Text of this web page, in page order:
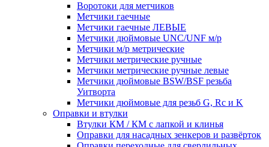
Воротоки для метчиков
Метчики гаечные
Метчики гаечные ЛЕВЫЕ
Метчики дюймовые UNC/UNF м/р
Метчики м/р метрические
Метчики метрические ручные
Метчики метрические ручные левые
Метчики дюймовые BSW/BSF резьба
Уитворта
Метчики дюймовые для резьб G, Rc и K
Оправки и втулки
Втулки КМ / КМ с лапкой и клинья
Оправки для насадных зенкеров и развёрток